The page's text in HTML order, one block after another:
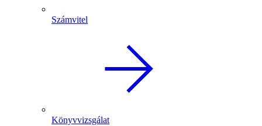
Számvitel
Könyvvizsgálat